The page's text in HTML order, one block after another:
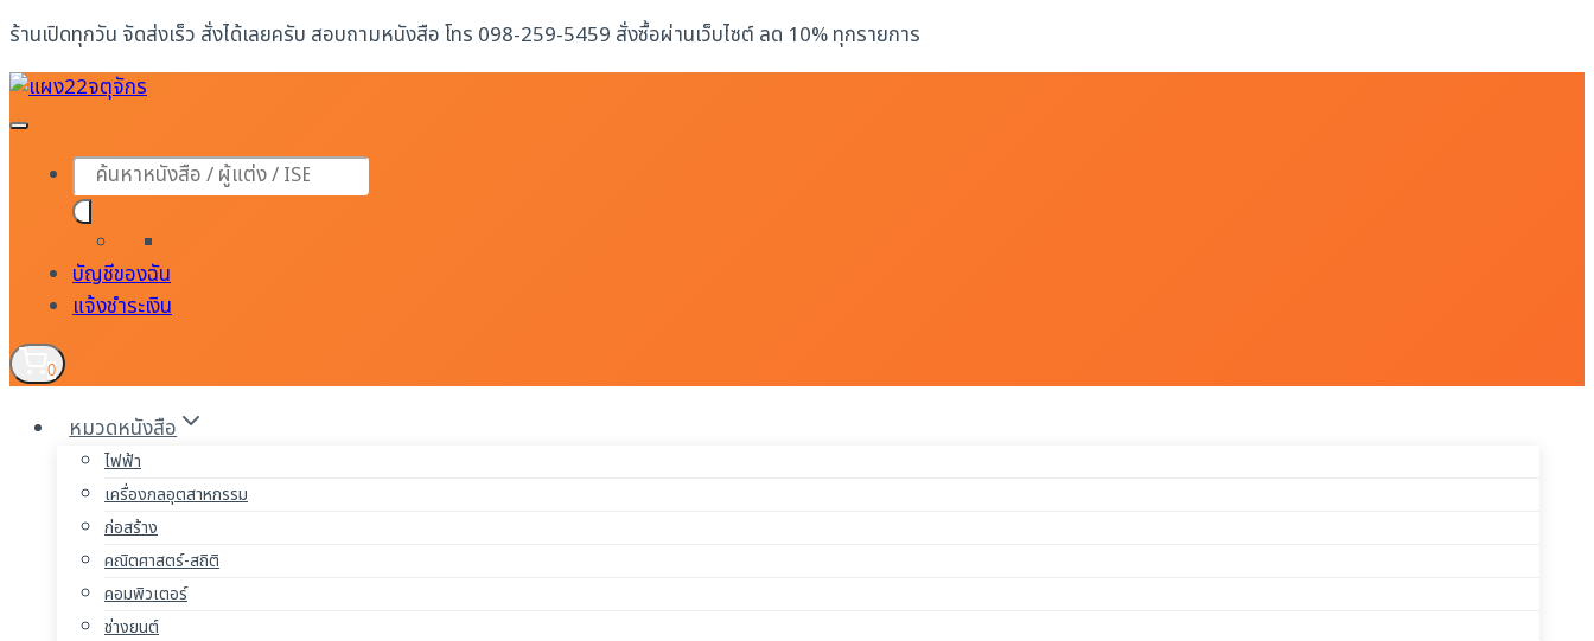
Skip
to
content
ร้านเปิดทุกวัน จัดส่งเร็ว สั่งได้เลยครับ สอบถามหนังสือ โทร 098-259-5459 สั่งซื้อผ่านเว็บไซต์ ลด 10% ทุกรายการ
Products
search
บัญชีของฉัน
แจ้งชำระเงิน
0
หมวดหนังสือ
ไฟฟ้า
เครื่องกลอุตสาหกรรม
ก่อสร้าง
คณิตศาสตร์-สถิติ
คอมพิวเตอร์
ช่างยนต์